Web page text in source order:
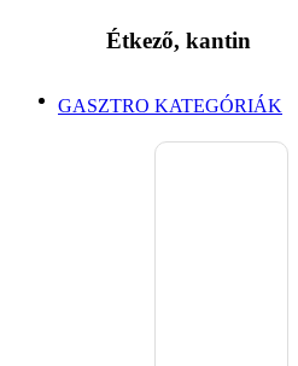
Étkező, kantin
GASZTRO KATEGÓRIÁK